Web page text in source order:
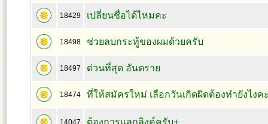
18429 เปลี่ยนชื่อได้ไหมคะ
18498 ช่วยลบกระทู้ของผมด้วยครับ
18497 ด่วนที่สุด อันตราย
18474 ที่ให้สมัครใหม่ เลือกวันเกิดผิดต้องทำยังไงค
14047 ต้องการแลกลิงค์ครับ+